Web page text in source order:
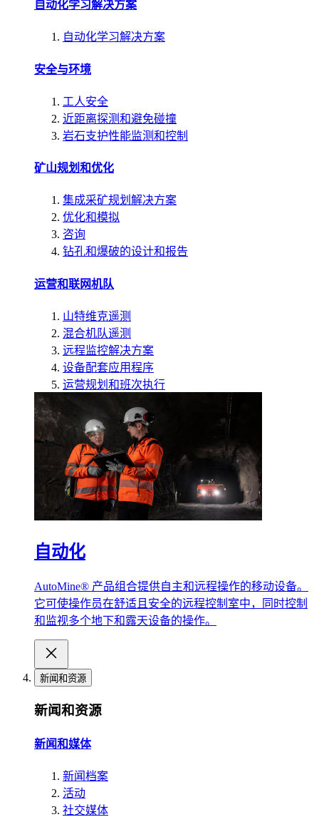
自动化学习解决方案
自动化学习解决方案
安全与环境
工人安全
近距离探测和避免碰撞
岩石支护性能监测和控制
矿山规划和优化
集成采矿规划解决方案
优化和模拟
咨询
钻孔和爆破的设计和报告
运营和联网机队
山特维克遥测
混合机队遥测
远程监控解决方案
设备配套应用程序
运营规划和班次执行
自动化
AutoMine® 产品组合提供自主和远程操作的移动设备。
它可使操作员在舒适且安全的远程控制室中，同时控制
和监视多个地下和露天设备的操作。
新闻和资源
新闻和资源
新闻和媒体
新闻档案
活动
社交媒体